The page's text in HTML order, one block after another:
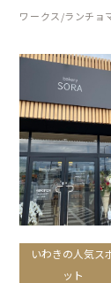
ワークス/ランチョ
いわきの人気ス
ット